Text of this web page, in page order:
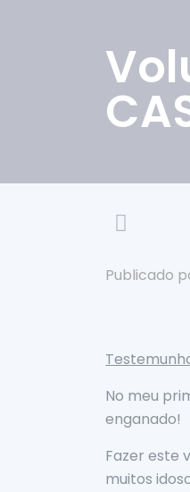
Publicado
No meu
enganado!
Fazer este
muitos